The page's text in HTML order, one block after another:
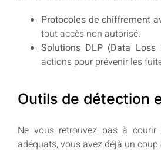
Protocoles de chiffrement
tout accès non autorisé.
Solutions DLP (Data Loss
actions pour prévenir les
Outils de détection
Ne vous retrouvez pas à courir
adéquats, vous avez déjà un coup